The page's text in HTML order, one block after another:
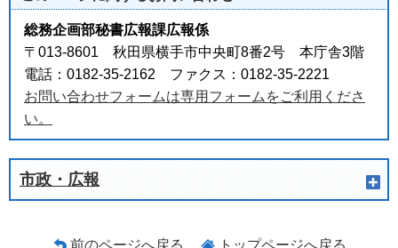
総務企画部秘書広報課広報係
〒013-8601 秋田県横手市中央町8番2号 本庁舎3階
電話：0182-35-2162 ファクス：0182-35-2221
お問い合わせフォームは専用フォームをご利用くださ
い。
市政・広報
前のページへ戻る トップページへ戻る